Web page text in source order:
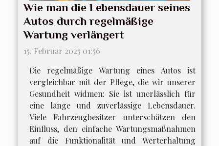
Wie man die Lebensdauer seines
Autos durch regelmäßige
Wartung verlängert
15. Februar 2025 01:56
Die regelmäßige Wartung eines Autos ist
vergleichbar mit der Pflege, die wir unserer
Gesundheit widmen: Sie ist unerlässlich für
eine lange und zuverlässige Lebensdauer.
Viele Fahrzeugbesitzer unterschätzen den
Einfluss, den einfache Wartungsmaßnahmen
auf die Funktionalität und Werterhaltung